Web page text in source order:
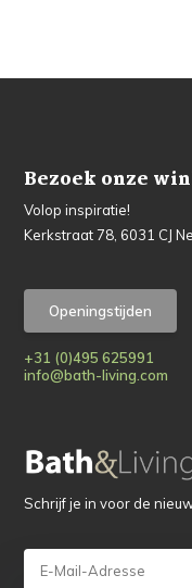
Bezoek onze
Volop inspiratie!
Kerkstraat 78, 6031 CJ
Openingstijden
+31 (0)495 625991
info@bath-living.com
Schrijf je in voor de